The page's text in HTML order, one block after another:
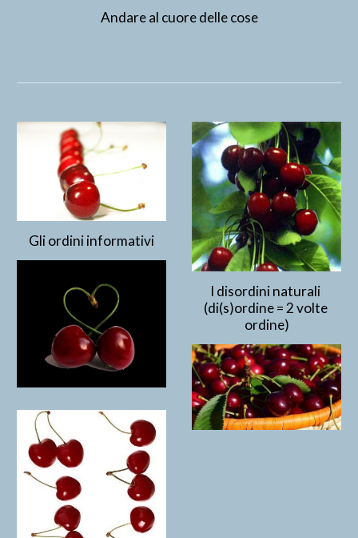
Andare al cuore delle cose
Gli ordini informativi
I disordini naturali
(di(s)ordine = 2 volte
ordine)